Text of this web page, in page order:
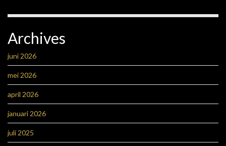
Archives
juni 2026
mei 2026
april 2026
januari 2026
juli 2025